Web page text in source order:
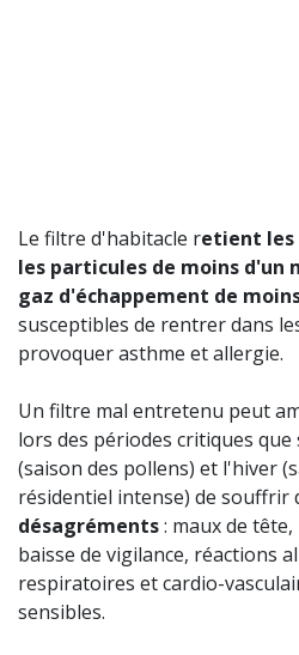
Le filtre d'habitacle retient les
les particules de moins d'un
gaz d'échappement de
susceptibles de rentrer dans
provoquer asthme et allergie.
Un filtre mal entretenu peut
lors des périodes critiques
(saison des pollens) et l'hiver
résidentiel intense) de souffrir
désagréments: maux de
baisse de vigilance, réactions
respiratoires et cardio-
sensibles.